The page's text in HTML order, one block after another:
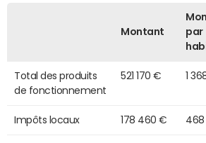
Montant
par
Total des produits
de fonctionnement
521 170 € 1
Impôts locaux 178 460 €